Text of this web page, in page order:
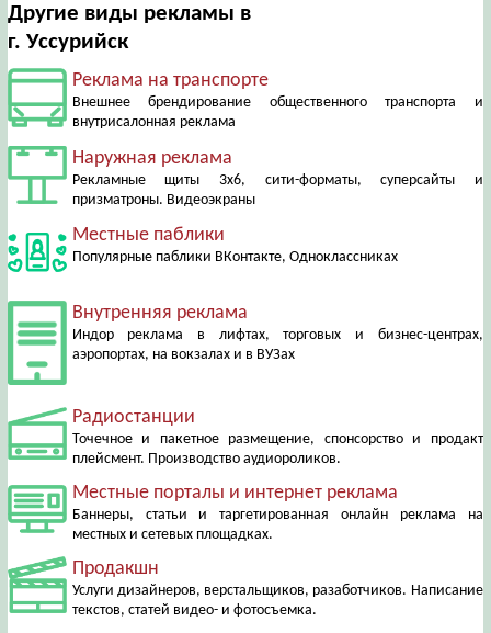
Другие виды рекламы в
г. Уссурийск
Реклама на транспорте
Внешнее брендирование общественного транспорта и
внутрисалонная реклама
Наружная реклама
Рекламные щиты 3х6, сити-форматы, суперсайты и
призматроны. Видеоэкраны
Местные паблики
Популярные паблики ВКонтакте, Одноклассниках
Внутренняя реклама
Индор реклама в лифтах, торговых и бизнес-центрах,
аэропортах, на вокзалах и в ВУЗах
Радиостанции
Точечное и пакетное размещение, спонсорство и продакт
плейсмент. Производство аудиороликов.
Местные порталы и интернет реклама
Баннеры, статьи и таргетированная онлайн реклама на
местных и сетевых площадках.
Продакшн
Услуги дизайнеров, верстальщиков, разаботчиков. Написание
текстов, статей видео- и фотосъемка.